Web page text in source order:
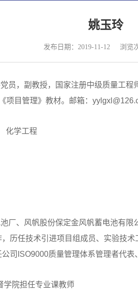
姚玉玲
发布日期：2019-11-12 浏览
员，副教授，国家注册中级质量工
项目管理》教材。邮箱：
化学工程
厂、风帆股份保定金风帆蓄电池有
历任技术引进项目组成员、实验技
司ISO9000质量管理体系管理者代
学院担任专业课教师